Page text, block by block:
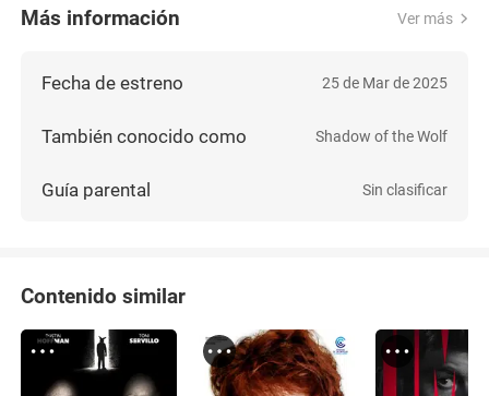
Más información Ver más
Fecha de estreno 25 de Mar de 2025
También conocido como Shadow of the Wolf
Guía parental Sin clasificar
Contenido similar